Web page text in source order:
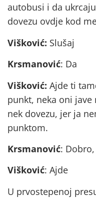
autobusi i da
dovezu ovdje kod
Višković: Slušaj
Krsmanović: Da
Višković: Ajde ti
punkt, neka oni jave
nek dovezu, jer ja
punktom.
Krsmanović:
Višković: Ajde
U prvostepenoj